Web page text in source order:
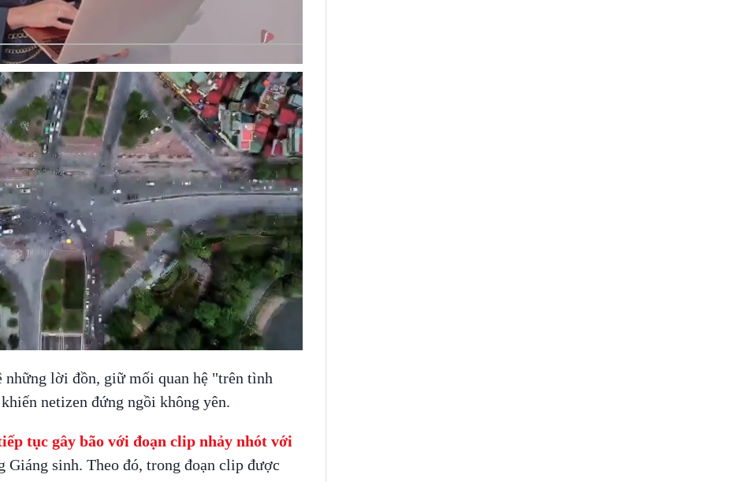
những lời đồn, giữ mối quan hệ "trên tình
netizen đứng ngồi không yên.
tục gây bão với đoạn clip nhảy nhót với
Giáng sinh. Theo đó, trong đoạn clip được